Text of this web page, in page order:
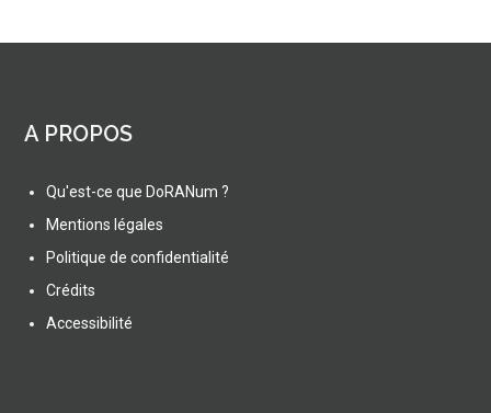
A PROPOS
Qu'est-ce que DoRANum ?
Mentions légales
Politique de confidentialité
Crédits
Accessibilité